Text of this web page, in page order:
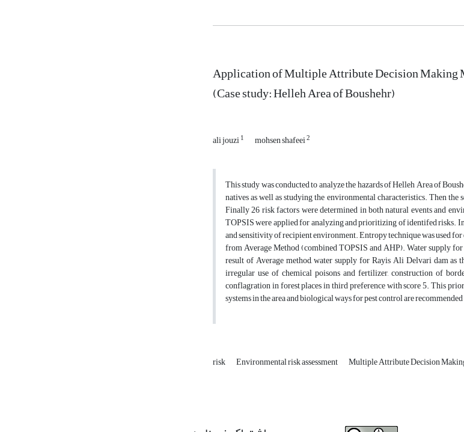
Application of Multiple Attribute Decision Making
(Case study: Helleh Area of Boushehr)
ali jouzi1 mohsen shafeei2
This study was conducted to analyze the hazards of Helleh Area of
natives as well as studying the environmental characteristics. Then
Finally 26 risk factors were determined in both natural events and
TOPSIS were applied for analyzing and prioritizing of identifed risks.
and sensitivity of recipient environment. Entropy technique was used
from Average Method (combined TOPSIS and AHP). Water supply
result of Average method, water supply for Rayis Ali Delvari dam
irregular use of chemical poisons and fertilizer, construction of
conflagration in forest places in third preference with score 5. This
systems in the area and biological ways for pest control are
risk Environmental risk assessment Multiple Attribute Decision